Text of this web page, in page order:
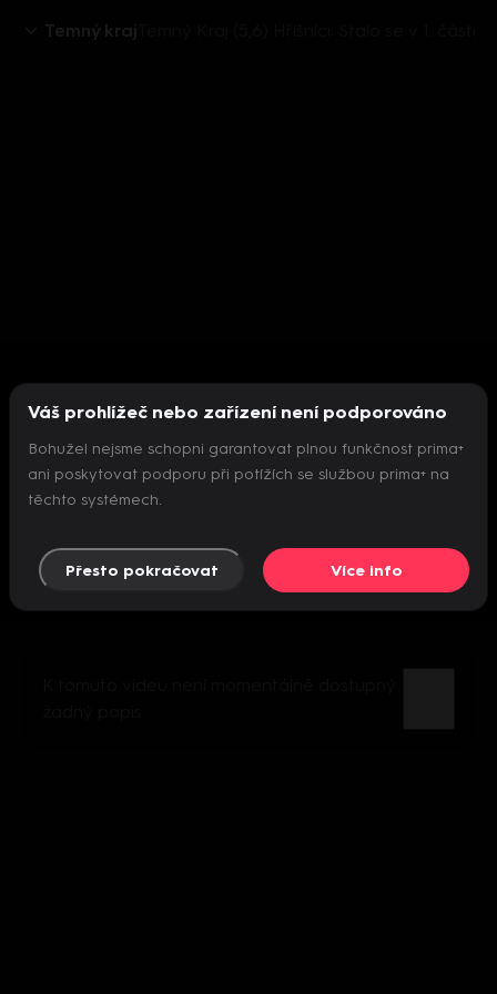
Temný kraj
Nepodařilo se inicializovat přehrávač
Váš prohlížeč nebo zařízení není podporováno
Bohužel nejsme schopni garantovat plnou funkčnost prima+
ani poskytovat podporu při potížích se službou prima+ na
těchto systémech.
Přesto pokračovat Více info